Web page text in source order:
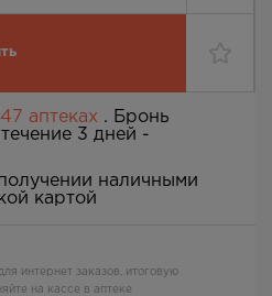
47 аптеках . Бронь
3 дней -
наличными
картой
интернет заказов, итоговую
на кассе в аптеке